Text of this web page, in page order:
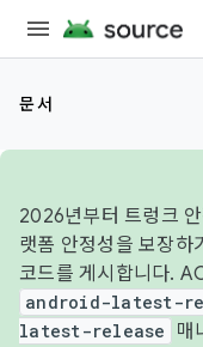
문서
2026년부터 트렁크
랫폼 안정성을 보장하
코드를 게시합니다.
android-latest-
latest-release
매